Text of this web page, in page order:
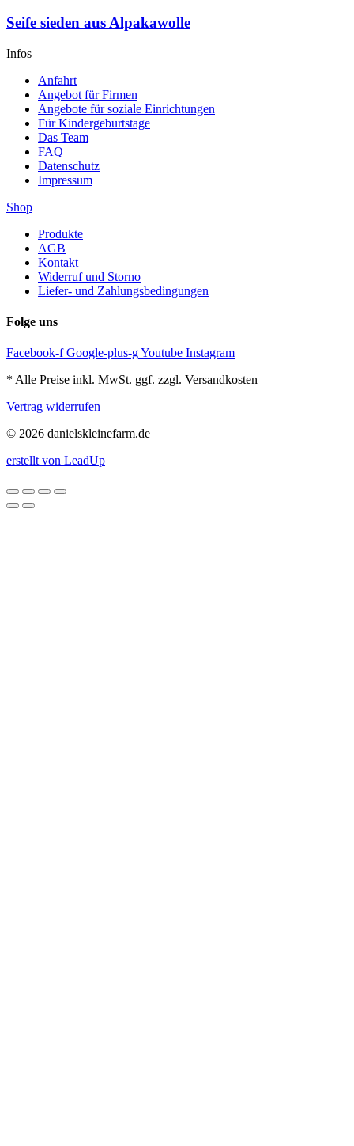
Seife sieden aus Alpakawolle
Infos
Anfahrt
Angebot für Firmen
Angebote für soziale Einrichtungen
Für Kindergeburtstage
Das Team
FAQ
Datenschutz
Impressum
Shop
Produkte
AGB
Kontakt
Widerruf und Storno
Liefer- und Zahlungsbedingungen
Folge uns
Facebook-f Google-plus-gYoutube Instagram
* Alle Preise inkl. MwSt. ggf. zzgl. Versandkosten
Vertrag widerrufen
© 2026 danielskleinefarm.de
erstellt von LeadUp